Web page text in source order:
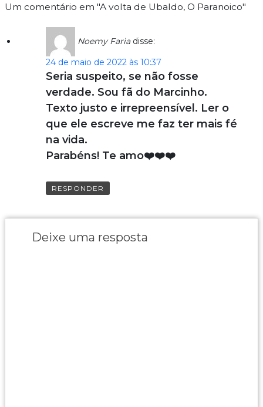
Um comentário em "A volta de Ubaldo, O Paranoico"
Noemy Faria disse:
24 de maio de 2022 às 10:37
Seria suspeito, se não fosse
verdade. Sou fã do Marcinho.
Texto justo e irrepreensível. Ler o
que ele escreve me faz ter mais fé
na vida.
Parabéns! Te amo❤️❤️❤️
RESPONDER
Deixe uma resposta